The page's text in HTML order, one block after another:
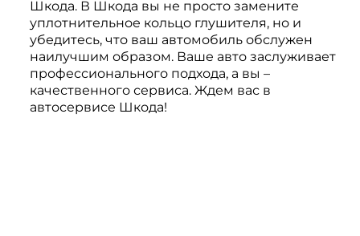
Шкода. В Шкода вы не просто замените
уплотнительное кольцо глушителя, но и
убедитесь, что ваш автомобиль обслужен
наилучшим образом. Ваше авто заслуживает
профессионального подхода, а вы –
качественного сервиса. Ждем вас в
автосервисе Шкода!